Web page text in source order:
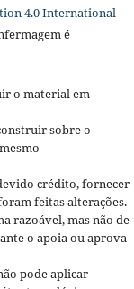
4.0 International -
é
o material em
sobre o
crédito, fornecer
feitas alterações.
razoável, mas não de
o apoia ou aprova
pode aplicar